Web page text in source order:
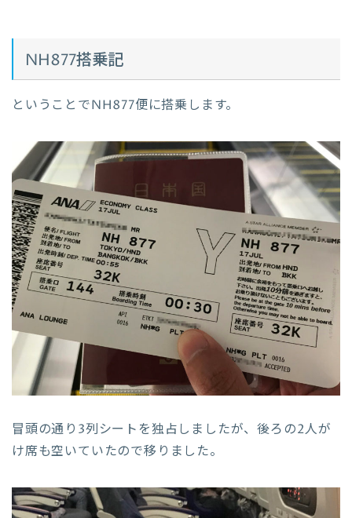
NH877搭乗記
ということでNH877便に搭乗します。
冒頭の通り3列シートを独占しましたが、後ろの2人が
け席も空いていたので移りました。